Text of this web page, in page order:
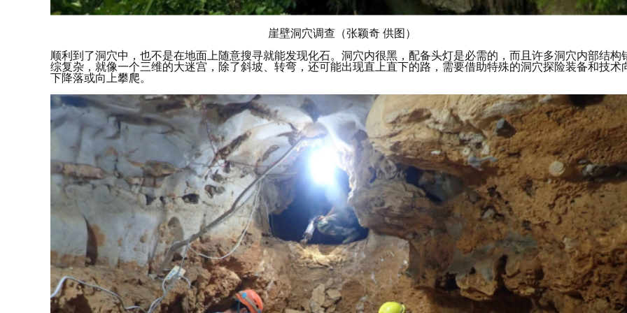
崖壁洞穴调查（张颖奇 供图）
顺利到了洞穴中，也不是在地面上随意搜寻就能发现化石。洞穴内很黑，配备头灯是必需的，而且许多洞穴内部结构
综复杂，就像一个三维的大迷宫，除了斜坡、转弯，还可能出现直上直下的路，需要借助特殊的洞穴探险装备和技术
下降落或向上攀爬。